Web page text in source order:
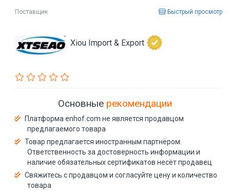
Поставщик Быстрый просмотр
Xiou Import & Export
Основные рекомендации
Платформа enhof.com не является продавцом
предлагаемого товара
Товар предлагается иностранным партнёром.
Ответственность за достоверность информации и
наличие обязательных сертификатов несёт продавец
Свяжитесь с продавцом и согласуйте цену и количество
товара